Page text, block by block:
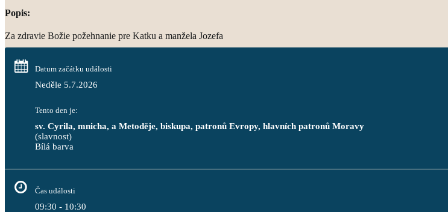
Popis:
Za zdravie Božie požehnanie pre Katku a manžela Jozefa
Datum začátku události
Neděle 5.7.2026
Tento den je:
sv. Cyrila, mnicha, a Metoděje, biskupa, patronů Evropy, hlavních patronů Moravy
(slavnost)
Bílá barva
Čas události
09:30 - 10:30